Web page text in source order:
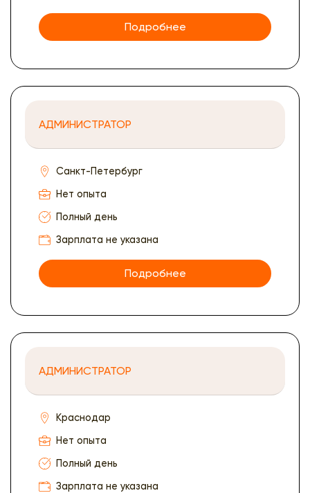
Подробнее
АДМИНИСТРАТОР
Санкт-Петербург
Нет опыта
Полный день
Зарплата не указана
Подробнее
АДМИНИСТРАТОР
Краснодар
Нет опыта
Полный день
Зарплата не указана